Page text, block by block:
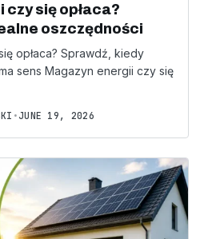
czy się opłaca?
oszczędności
opłaca? Sprawdź, kiedy
sens Magazyn energii czy się
• JUNE 19, 2026